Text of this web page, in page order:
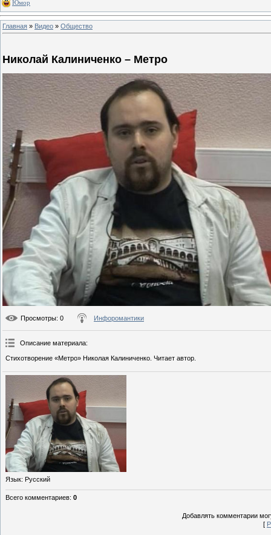
Юмор
Главная » Видео » Общество
Николай Калиниченко – Метро
Просмотры: 0 Инфоромантики
Описание материала:
Стихотворение «Метро» Николая Калиниченко. Читает автор.
Язык: Русский
Всего комментариев: 0
Добавлять комментарии
[